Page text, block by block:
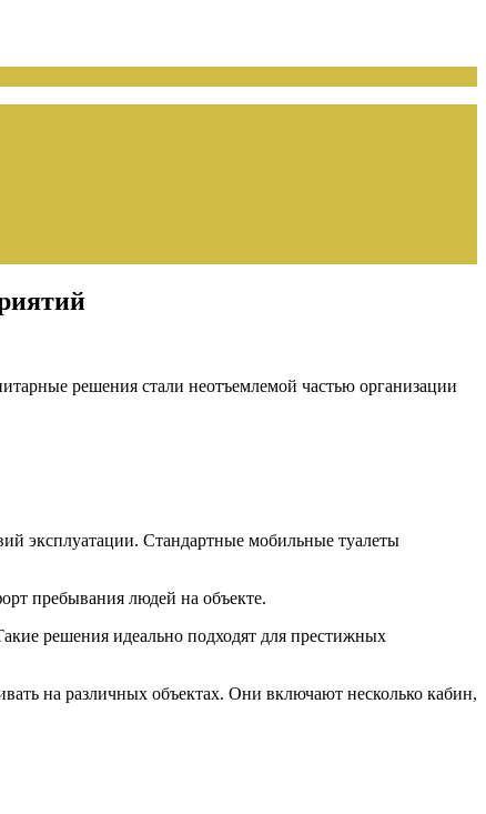
решения стали неотъемлемой частью организации
эксплуатации. Стандартные мобильные туалеты
пребывания людей на объекте.
решения идеально подходят для престижных
на различных объектах. Они включают несколько кабин,